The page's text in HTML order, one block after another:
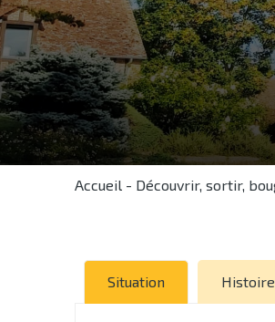
Accueil - Découvrir, sortir,
Situation Histoire